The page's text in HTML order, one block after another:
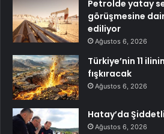
Petrolde yatay
görüşmesine
ediliyor
Ağustos 6, 2026
Türkiye’nin 11
fışkıracak
Ağustos 6, 2026
Hatay’da Şiddetli
Ağustos 6, 2026